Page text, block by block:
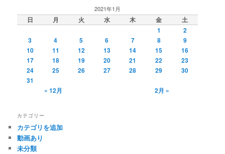
2021年1月
日 月 火 水 木 金
土
1
2
3
4 5 6 7 8
9
10
11 12 13 14 15
16
17
18 19 20 21 22
23
24
25 26 27 28 29
30
31
« 12月
2月 »
カテゴリー
カテゴリを追加
動画あり
未分類